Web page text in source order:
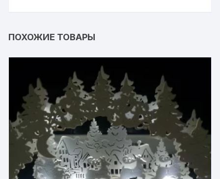
ПОХОЖИЕ ТОВАРЫ